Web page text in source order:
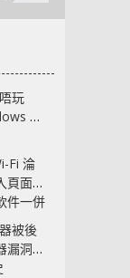
玩
11
Fi 淪
面可
件一併
被後
洞部